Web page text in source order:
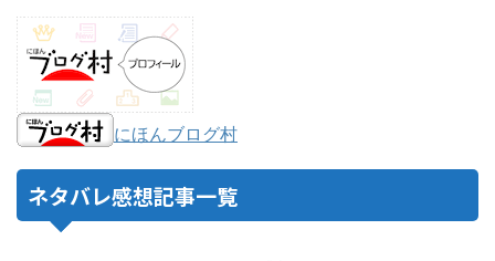
にほんブログ村
ネタバレ感想記事一覧